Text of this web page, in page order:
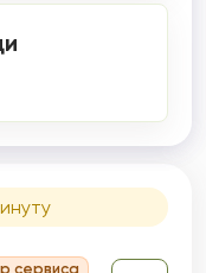
сервиса